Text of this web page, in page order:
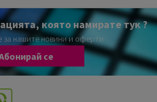
която намирате тук ?
за нашите новини и оферти
се